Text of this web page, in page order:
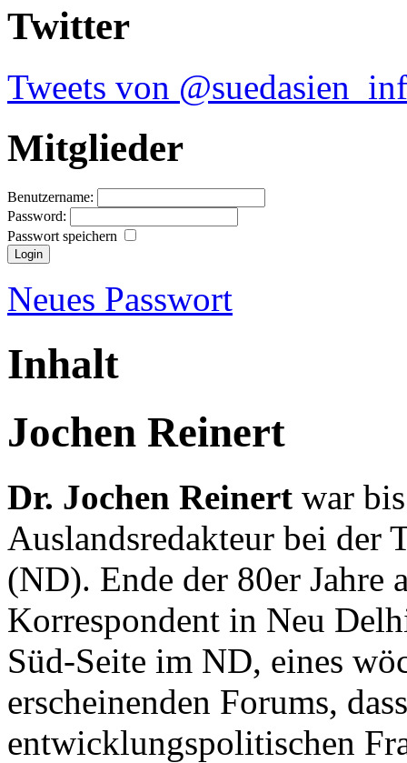
Twitter
Tweets von
Mitglieder
Benutzername:
Password:
Passwort speichern
Neues Passwort
Inhalt
Jochen Reinert
Dr. Jochen Reinert war
Auslandsredakteur bei der
(ND). Ende der 80er Jahre
Korrespondent in Neu
Süd-Seite im ND, eines
erscheinenden Forums,
entwicklungspolitischen